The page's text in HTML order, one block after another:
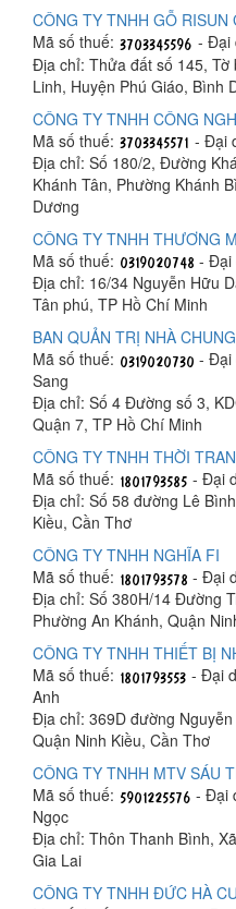
CÔNG TY TNHH GỖ RISUN
Mã số thuế:
- Đại
Địa chỉ: Thửa đất số 145, Tờ
Linh, Huyện Phú Giáo, Bình
CÔNG TY TNHH CÔNG
Mã số thuế:
- Đại
Địa chỉ: Số 180/2, Đường
Khánh Tân, Phường Khánh
Dương
CÔNG TY TNHH THƯƠNG
Mã số thuế:
- Đại
Địa chỉ: 16/34 Nguyễn Hữu
Tân phú, TP Hồ Chí Minh
BAN QUẢN TRỊ NHÀ
Mã số thuế:
- Đại
Sang
Địa chỉ: Số 4 Đường số 3,
Quận 7, TP Hồ Chí Minh
CÔNG TY TNHH THỜI
Mã số thuế:
- Đại
Địa chỉ: Số 58 đường Lê
Kiều, Cần Thơ
CÔNG TY TNHH NGHĨA FI
Mã số thuế:
- Đại
Địa chỉ: Số 380H/14 Đường
Phường An Khánh, Quận
CÔNG TY TNHH THIẾT BỊ
Mã số thuế:
- Đại
Anh
Địa chỉ: 369D đường
Quận Ninh Kiều, Cần Thơ
CÔNG TY TNHH MTV SÁU
Mã số thuế:
- Đại
Ngọc
Địa chỉ: Thôn Thanh Bình,
Gia Lai
CÔNG TY TNHH ĐỨC HÀ